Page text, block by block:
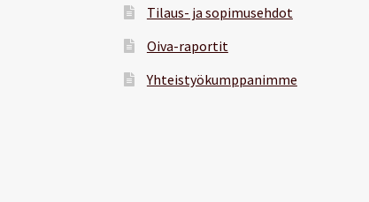
Tilaus- ja sopimusehdot
Oiva-raportit
Yhteistyökumppanimme